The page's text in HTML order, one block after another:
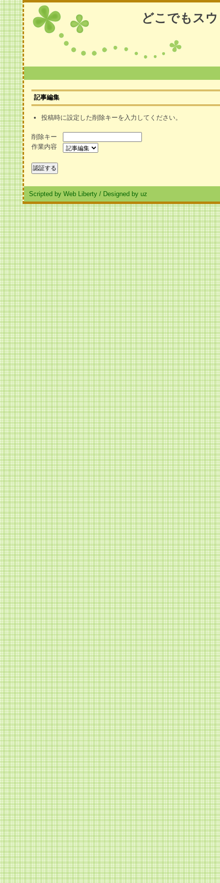
どこでもス
記事編集
投稿時に設定した削除キーを入力してください。
削除キー
作業内容
Scripted by Web Liberty / Designed by uz